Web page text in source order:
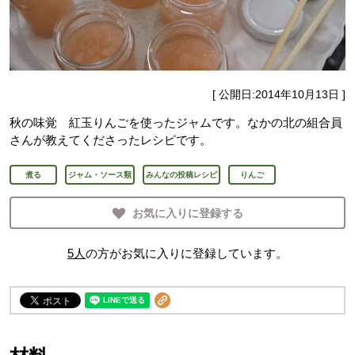
[ 公開日:2014年10月13日 ]
秋の味覚 紅玉りんごを使ったジャムです。なかの北の組合員
さんが教えてくださったレシピです。
煮る ジャム・ソース類 みんなの投稿レシピ りんご
お気に入りに登録する
5人の方がお気に入りに登録しています。